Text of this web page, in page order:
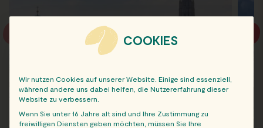
COOKIES
Wir nutzen Cookies auf unserer Website. Einige sind essenziell,
während andere uns dabei helfen, die Nutzererfahrung dieser
Website zu verbessern.
Wenn Sie unter 16 Jahre alt sind und Ihre Zustimmung zu
freiwilligen Diensten geben möchten, müssen Sie Ihre